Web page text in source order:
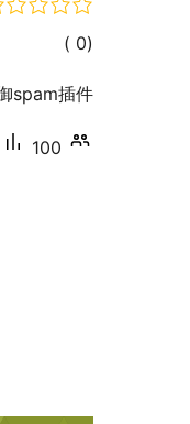
(0
إجمالي)
spam插件
100+ تنصيب نشط